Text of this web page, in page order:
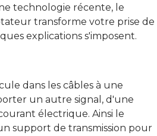
technologie récente, le
transforme votre prise de
explications s'imposent.
dans les câbles à une
un autre signal, d'une
électrique. Ainsi le
support de transmission pour